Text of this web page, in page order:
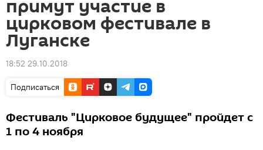
примут участие в
цирковом фестивале в
Луганске
18:52 29.10.2018
Подписаться
Фестиваль "Цирковое будущее" пройдет с
1 по 4 ноября